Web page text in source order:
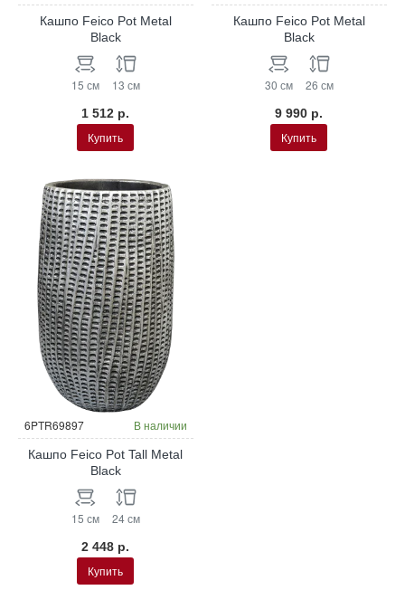
Кашпо Feico Pot Metal
Black
15 см 13 см
1 512 р.
Купить
Кашпо Feico Pot Metal
Black
30 см 26 см
9 990 р.
Купить
6PTR69897 В наличии
Кашпо Feico Pot Tall Metal
Black
15 см 24 см
2 448 р.
Купить